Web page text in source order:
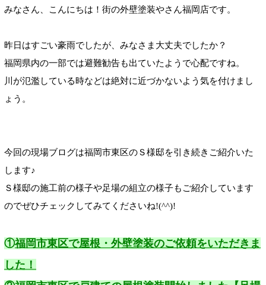
みなさん、こんにちは！街の外壁塗装やさん福岡店です。
昨日はすごい豪雨でしたが、みなさま大丈夫でしたか？
福岡県内の一部では避難勧告も出ていたようで心配ですね。
川が氾濫している時などは絶対に近づかないよう気を付けまし
ょう。
今回の現場ブログは福岡市東区のＳ様邸を引き続きご紹介いた
します♪
Ｓ様邸の施工前の様子や足場の組立の様子もご紹介しています
のでぜひチェックしてみてくださいね!(^^)!
①福岡市東区で屋根・外壁塗装のご依頼をいただきま
した！